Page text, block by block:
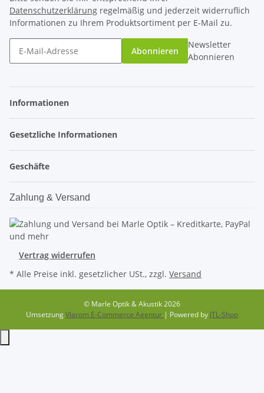
Datenschutzerklärung regelmäßig und jederzeit widerruflich
Informationen zu Ihrem Produktsortiment per E-Mail zu.
Abonnieren
Newsletter
Abonnieren
Informationen
Gesetzliche Informationen
Geschäfte
Zahlung & Versand
Vertrag widerrufen
* Alle Preise inkl. gesetzlicher USt., zzgl. Versand
© Marle Optik & Akustik 2026
UmsetzungVlarom E-Commerce Agentur | Powered by JTL-Shop